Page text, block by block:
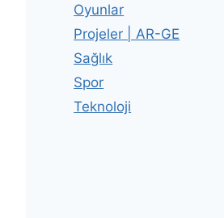
Oyunlar
Projeler | AR-GE
Sağlık
Spor
Teknoloji